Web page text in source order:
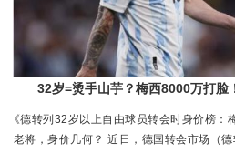
32岁=烫手山芋？梅西8000万打脸
《德转列32岁以上自由球员转会时身价榜
老将，身价几何？ 近日，德国转会市场（